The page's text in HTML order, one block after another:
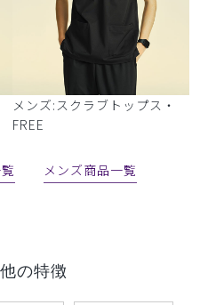
メンズ:スクラブトップス・
FREE
メンズ商品一覧
の特徴